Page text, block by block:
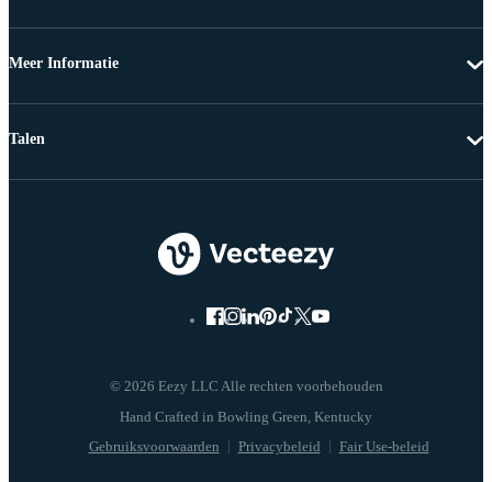
Meer Informatie
© 2026 Eezy LLC Alle rechten voorbehouden
Gebruiksvoorwaarden Privacybeleid Fair Use-beleid
Talen